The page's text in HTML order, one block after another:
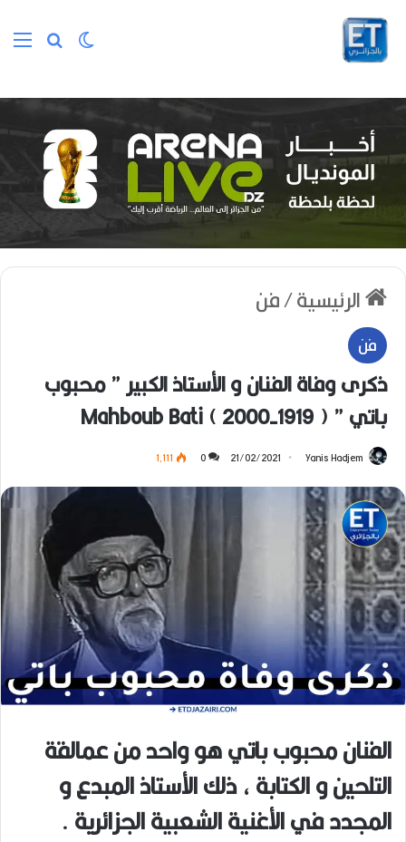
بحث عن
الوضع المظلم
الرئيسية/فن
فن
ذكرى وفاة الفنان و الأستاذ الكبير ” محبوب
باتي ” ( 1919-2000 ) Mahboub Bati
Yanis Hadjem
21/02/2021
0 1٬111
الفنان محبوب باتي هو واحد من عمالقة
التلحين و الكتابة ، ذلك الأستاذ المبدع و
المجدد في الأغنية الشعبية الجزائرية .